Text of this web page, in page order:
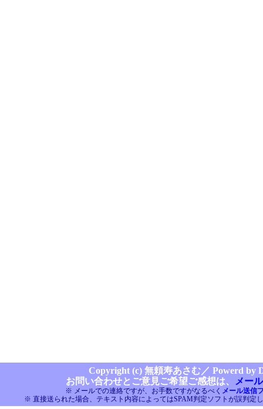
Copyright (c) 無頼寿あさむ／ Powerd by
お問い合わせとご意見ご希望ご感想は、
メー
※ メールでの連絡ですが、お手数ですがなるべく メール送信
※ 直接送られた場合、テキスト内容によってはSPAM判定ソフトが誤判定